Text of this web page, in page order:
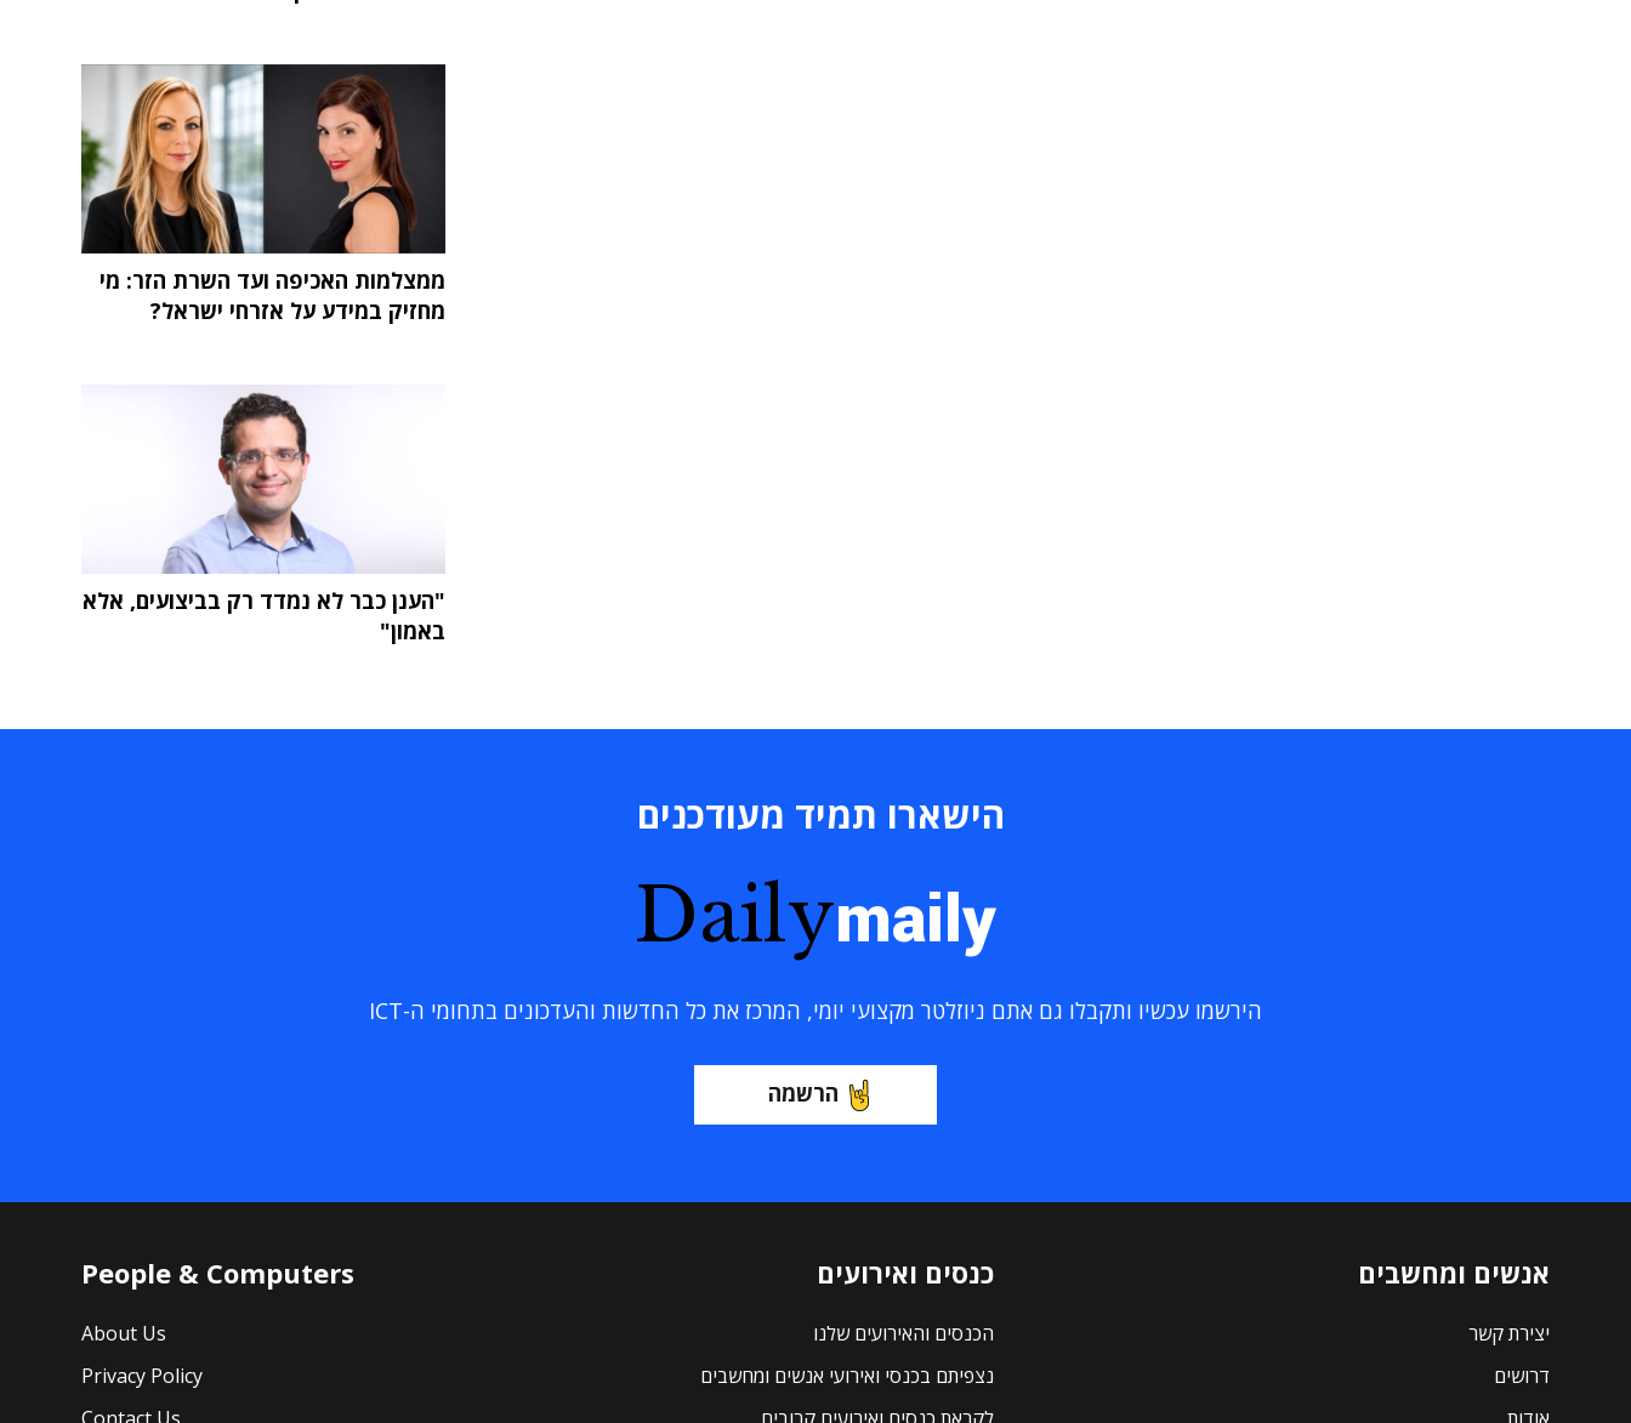
ממצלמות האכיפה ועד השרת הזר: מי
מחזיק במידע על אזרחי ישראל?
"הענן כבר לא נמדד רק בביצועים, אלא
באמון"
הישארו תמיד מעודכנים
Dailymaily
הירשמו עכשיו ותקבלו גם אתם ניוזלטר מקצועי יומי, המרכז את כל החדשות והעדכונים בתחומי ה-ICT
הרשמה
אנשים ומחשבים
יצירת קשר
דרושים
כנסים ואירועים
הכנסים והאירועים שלנו
נצפיתם בכנסי ואירועי אנשים ומחשבים
People & Computers
About Us
Privacy Policy